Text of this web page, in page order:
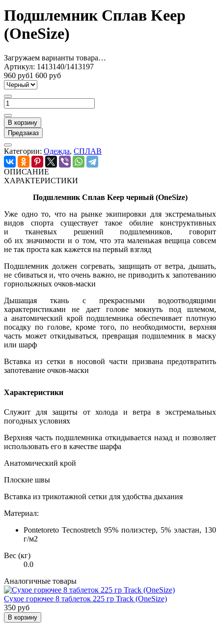
Подшлемник Сплав Keep
(OneSize)
Загружаем варианты товара…
Артикул: 1413140/1413197
960 руб1 600 руб
В корзину
Предзаказ
Категории: Одежда, СПЛАВ
ОПИСАНИЕ
ХАРАКТЕРИСТИКИ
Подшлемник Сплав Keep черный (OneSize)
Уже одно то, что на рынке экипировки для экстремальных
видов спорта существует такое обилие конструктивных
и тканевых решений подшлемников, говорит
об их значимости и о том, что эта маленькая вещица совсем
не так проста как кажется на первый взгляд
Подшлемник должен согревать, защищать от ветра, дышать,
не сбиваться и, что очень важно, не приводить к запотеванию
горнолыжных очков-маски
Дышащая ткань с прекрасными водоотводящими
характеристиками не дает голове мокнуть под шлемом,
а анатомический крой подшлемника обеспечивает плотную
посадку по голове, кроме того, по необходимости, верхняя
часть может откидываться, превращая подшлемник в маску
или шарф
Вставка из сетки в носовой части призвана предотвратить
запотевание очков-маски
Характеристики
Служит для защиты от холода и ветра в экстремальных
погодных условиях
Верхняя часть подшлемника откидывается назад и позволяет
использовать его в качестве шарфа
Анатомический крой
Плоские швы
Вставка из трикотажной сетки для удобства дыхания
Материал:
Pontetoreto Tecnostretch 95% полиэстер, 5% эластан, 130
г/м2
Вес (кг)
0.0
Аналогичные товары
Сухое горючее 8 таблеток 225 гр Track (OneSize)
350 руб
В корзину